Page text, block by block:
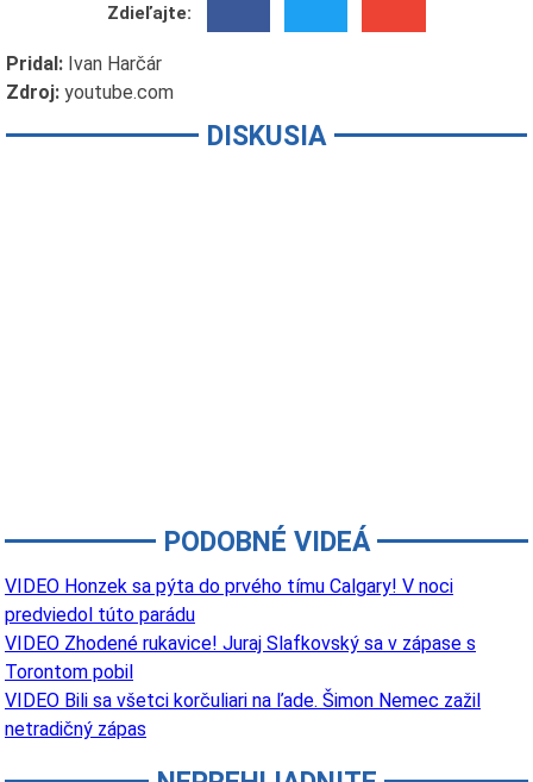
Zdieľajte:
Pridal: Ivan Harčár
Zdroj: youtube.com
DISKUSIA
PODOBNÉ VIDEÁ
VIDEO Honzek sa pýta do prvého tímu Calgary! V noci
predviedol túto parádu
VIDEO Zhodené rukavice! Juraj Slafkovský sa v zápase s
Torontom pobil
VIDEO Bili sa všetci korčuliari na ľade. Šimon Nemec zažil
netradičný zápas